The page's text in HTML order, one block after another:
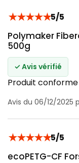
★★★★★5/5
Polymaker
500g
✓ Avis vérifié
Produit
Avis du 06/12/2025
★★★★★5/5
ecoPETG-CF